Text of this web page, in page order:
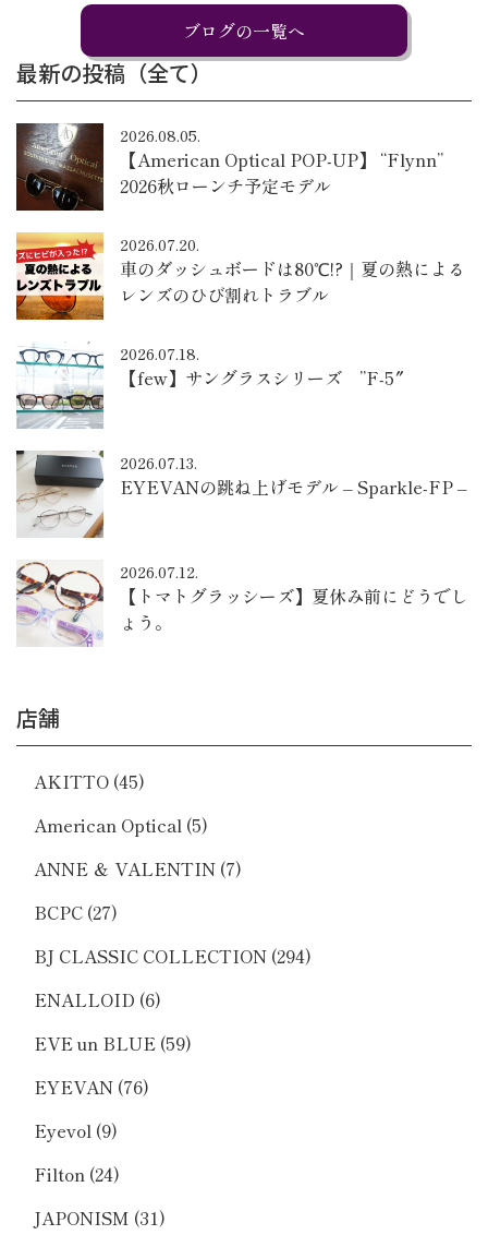
ブログの一覧へ
最新の投稿（全て）
2026.08.05.
【American Optical POP-UP】 “Flynn”
2026秋ローンチ予定モデル
2026.07.20.
車のダッシュボードは80℃!?｜夏の熱による
レンズのひび割れトラブル
2026.07.18.
【few】サングラスシリーズ ”F-5″
2026.07.13.
EYEVANの跳ね上げモデル – Sparkle-FP –
2026.07.12.
【トマトグラッシーズ】夏休み前にどうでし
ょう。
店舗
AKITTO (45)
American Optical (5)
ANNE ＆ VALENTIN (7)
BCPC (27)
BJ CLASSIC COLLECTION (294)
ENALLOID (6)
EVE un BLUE (59)
EYEVAN (76)
Eyevol (9)
Filton (24)
JAPONISM (31)